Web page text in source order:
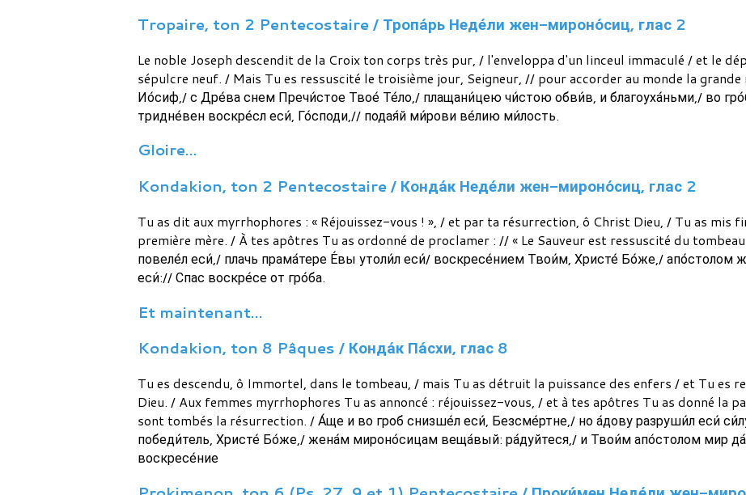
Tropaire, ton 2 Pentecostaire / Тропа́рь Неде́ли жен-мироно́сиц, глас 2
Le noble Joseph descendit de la Croix ton corps très pur, / l'enveloppa d'un linceul immaculé / et le
sépulcre neuf. / Mais Tu es ressuscité le troisième jour, Seigneur, // pour accorder au monde la
Ио́сиф,/ с Дре́ва снем Пречи́стое Твое́ Те́ло,/ плащани́цею чи́стою обви́в, и благоуха́ньми,/ во
тридне́вен воскре́сл еси́, Го́споди,// подая́й ми́рови ве́лию ми́лость.
Gloire…
Kondakion, ton 2 Pentecostaire / Конда́к Неде́ли жен-мироно́сиц, глас 2
Tu as dit aux myrrhophores : « Réjouissez-vous ! », / et par ta résurrection, ô Christ Dieu, / Tu as mis
première mère. / À tes apôtres Tu as ordonné de proclamer : // « Le Sauveur est ressuscité du
повеле́л еси́,/ плачь прама́тере Е́вы утоли́л еси́/ воскресе́нием Твои́м, Христе́ Бо́же,/ апо́столом
еси́:// Спас воскре́се от гро́ба.
Et maintenant…
Kondakion, ton 8 Pâques / Конда́к Па́схи, глас 8
Tu es descendu, ô Immortel, dans le tombeau, / mais Tu as détruit la puissance des enfers / et Tu es
Dieu. / Aux femmes myrrhophores Tu as annoncé : réjouissez-vous, / et à tes apôtres Tu as donné la
sont tombés la résurrection. / А́ще и во гроб снизше́л еси́, Безсме́ртне,/ но а́дову разруши́л еси́
победи́тель, Христе́ Бо́же,/ жена́м мироно́сицам веща́вый: ра́дуйтеся,/ и Твои́м апо́столом мир
воскресе́ние